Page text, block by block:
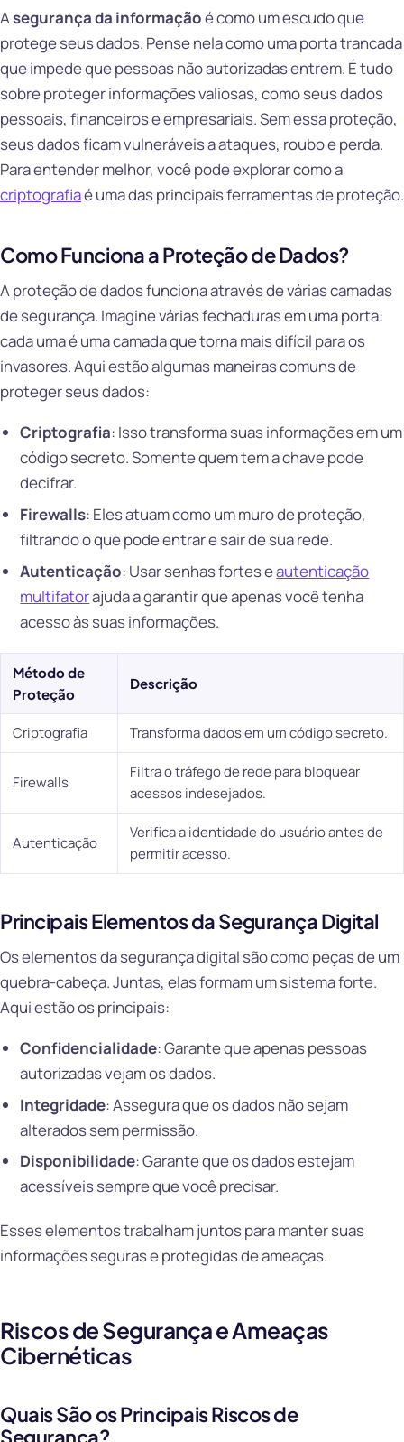
Asegurança da informaçãoé como um escudo que
protege seus dados. Pense nela como uma porta trancada
que impede que pessoas não autorizadas entrem. É tudo
sobre proteger informações valiosas, como seus dados
pessoais, financeiros e empresariais. Sem essa proteção,
seus dados ficam vulneráveis a ataques, roubo e perda.
Para entender melhor, você pode explorar como a
criptografiaé uma das principais ferramentas de proteção.
Como Funciona a Proteção de Dados?
A proteção de dados funciona através de várias camadas
de segurança. Imagine várias fechaduras em uma porta:
cada uma é uma camada que torna mais difícil para os
invasores. Aqui estão algumas maneiras comuns de
proteger seus dados:
Criptografia: Isso transforma suas informações em um
código secreto. Somente quem tem a chave pode
decifrar.
Firewalls: Eles atuam como um muro de proteção,
filtrando o que pode entrar e sair de sua rede.
Autenticação: Usar senhas fortes eautenticação
multifatorajuda a garantir que apenas você tenha
acesso às suas informações.
Método de
Proteção
Descrição
Criptografia Transforma dados em um código secreto.
Firewalls
Filtra o tráfego de rede para bloquear
acessos indesejados.
Autenticação
Verifica a identidade do usuário antes de
permitir acesso.
Principais Elementos da Segurança Digital
Os elementos da segurança digital são como peças de um
quebra-cabeça. Juntas, elas formam um sistema forte.
Aqui estão os principais:
Confidencialidade: Garante que apenas pessoas
autorizadas vejam os dados.
Integridade: Assegura que os dados não sejam
alterados sem permissão.
Disponibilidade: Garante que os dados estejam
acessíveis sempre que você precisar.
Esses elementos trabalham juntos para manter suas
informações seguras e protegidas de ameaças.
Riscos de Segurança e Ameaças
Cibernéticas
Quais São os Principais Riscos de